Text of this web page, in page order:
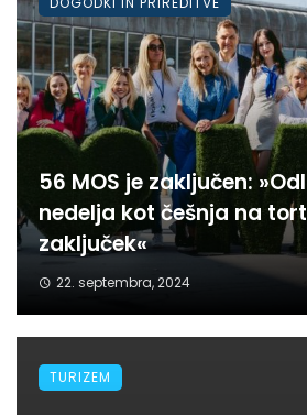
56 MOS je zaključen:
nedelja kot češnja na
zaključek«
22. septembra, 2024
TURIZEM